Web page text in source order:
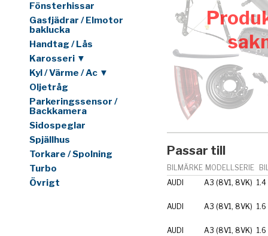
Fönsterhissar
Gasfjädrar / Elmotor
baklucka
Handtag / Lås
Karosseri ▼
Kyl / Värme / Ac ▼
Oljetråg
Parkeringssensor /
Backkamera
Sidospeglar
Spjällhus
Torkare / Spolning
Turbo
Övrigt
Passar till
BILMÄRKE MODELLSERIE
AUDI
A3 (8V1, 8VK) 1.4
AUDI A3 (8V1, 8VK) 1.6
AUDI A3 (8V1, 8VK) 1.6